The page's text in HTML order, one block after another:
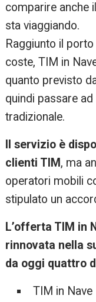
comparire anche
sta viaggiando.
Raggiunto il
coste, TIM in
quanto previsto
quindi passare
tradizionale.
Il servizio è
clienti TIM , ma
operatori mobili
stipulato un
L’offerta TIM in
rinnovata nella
da oggi quattro
TIM in